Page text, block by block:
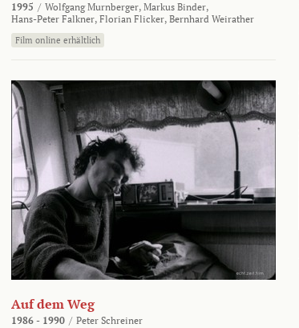
1995 / Wolfgang Murnberger, Markus Binder,
Hans-Peter Falkner, Florian Flicker, Bernhard Weirather
Film online erhältlich
Auf dem Weg
1986 - 1990 / Peter Schreiner